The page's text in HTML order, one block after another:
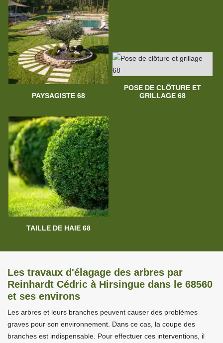
PAYSAGISTE 68
POSE DE CLÔTURE ET
GRILLAGE 68
TAILLE DE HAIE 68
Les travaux d'élagage des arbres par
Reinhardt Cédric à Hirsingue dans le 68560
et ses environs
Les arbres et leurs branches peuvent causer des problèmes
graves pour son environnement. Dans ce cas, la coupe des
branches est indispensable. Pour effectuer ces interventions, il